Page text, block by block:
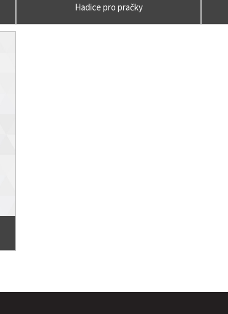
Hadice pro pračky